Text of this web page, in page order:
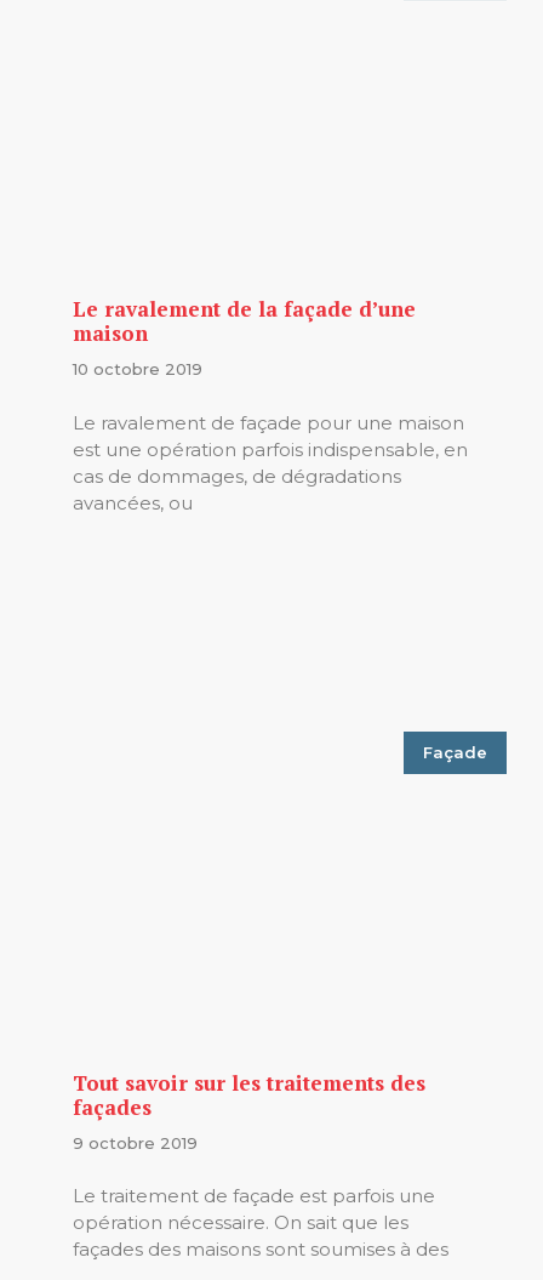
Le ravalement de la façade d’une
maison
10 octobre 2019
Le ravalement de façade pour une maison
est une opération parfois indispensable, en
cas de dommages, de dégradations
avancées, ou
Façade
Tout savoir sur les traitements des
façades
9 octobre 2019
Le traitement de façade est parfois une
opération nécessaire. On sait que les
façades des maisons sont soumises à des